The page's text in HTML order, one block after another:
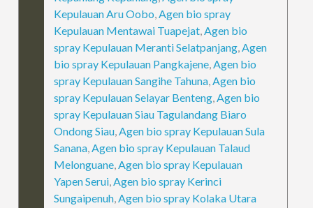
Kepulauan Aru Oobo,Agen bio spray
Kepulauan Mentawai Tuapejat,Agen bio
spray Kepulauan Meranti Selatpanjang,Agen
bio spray Kepulauan Pangkajene,Agen bio
spray Kepulauan Sangihe Tahuna,Agen bio
spray Kepulauan Selayar Benteng,Agen bio
spray Kepulauan Siau Tagulandang Biaro
Ondong Siau,Agen bio spray Kepulauan Sula
Sanana,Agen bio spray Kepulauan Talaud
Melonguane,Agen bio spray Kepulauan
Yapen Serui,Agen bio spray Kerinci
Sungaipenuh,Agen bio spray Kolaka Utara